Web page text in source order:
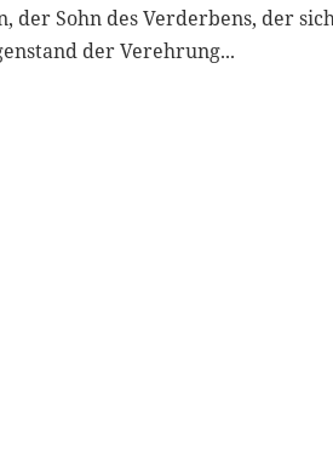
der Sohn des Verderbens, der
der Verehrung...